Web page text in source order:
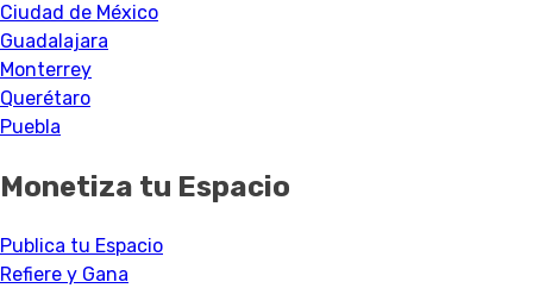
Ciudad de México
Guadalajara
Monterrey
Querétaro
Puebla
Monetiza tu Espacio
Publica tu Espacio
Refiere y Gana